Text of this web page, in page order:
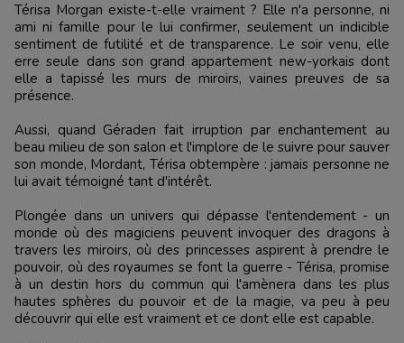
Térisa Morgan existe-t-elle vraiment ? Elle n'a personne, ni
ami ni famille pour le lui confirmer, seulement un indicible
sentiment de futilité et de transparence. Le soir venu, elle
erre seule dans son grand appartement new-yorkais dont
elle a tapissé les murs de miroirs, vaines preuves de sa
présence.
Aussi, quand Géraden fait irruption par enchantement au
beau milieu de son salon et l'implore de le suivre pour sauver
son monde, Mordant, Térisa obtempère : jamais personne ne
lui avait témoigné tant d'intérêt.
Plongée dans un univers qui dépasse l'entendement - un
monde où des magiciens peuvent invoquer des dragons à
travers les miroirs, où des princesses aspirent à prendre le
pouvoir, où des royaumes se font la guerre - Térisa, promise
à un destin hors du commun qui l'amènera dans les plus
hautes sphères du pouvoir et de la magie, va peu à peu
découvrir qui elle est vraiment et ce dont elle est capable.